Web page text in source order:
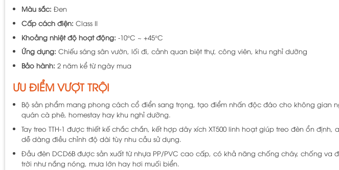
Màu sắc: Đen
Cấp cách điện: Class II
Khoảng nhiệt độ hoạt động: -10°C ~ +45°C
Ứng dụng: Chiếu sáng sân vườn, lối đi, cảnh quan biệt thự, công viên, khu nghỉ dưỡng
Bảo hành: 2 năm kể từ ngày mua
ƯU ĐIỂM VƯỢT TRỘI
Bộ sản phẩm mang phong cách cổ điển sang trọng, tạo điểm nhấn độc đáo cho không gian
quán cà phê, homestay hay khu nghỉ dưỡng.
Tay treo TTH-1 được thiết kế chắc chắn, kết hợp dây xích XT500 linh hoạt giúp treo đèn ổn
dễ dàng điều chỉnh độ dài tùy nhu cầu sử dụng.
Đầu đèn DCD6B được sản xuất từ nhựa PP/PVC cao cấp, có khả năng chống cháy, chống
trời như nắng nóng, mưa lớn hay hơi muối biển.